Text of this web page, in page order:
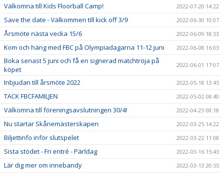
Välkomna till Kids Floorball Camp! 2022-07-20 14:22
Save the date - Välkommen till kick off 3/9 2022-06-30 10:07
Årsmöte nästa vecka 15/6 2022-06-09 18:33
Kom och häng med FBC på Olympiadagarna 11-12 juni 2022-06-08 16:03
Boka senast 5 juni och få en signerad matchtröja på
köpet
2022-06-01 17:07
Inbjudan till årsmöte 2022 2022-05-18 13:45
TACK FBCFAMILJEN 2022-05-02 08:40
Välkomna till föreningsavslutningen 30/4! 2022-04-23 08:18
Nu startar Skånemästerskapen 2022-03-25 14:22
Biljettinfo inför slutspelet 2022-03-22 11:08
Sista stödet - Fri entré - Pärldag 2022-03-16 15:43
Lär dig mer om innebandy 2022-03-13 20:55